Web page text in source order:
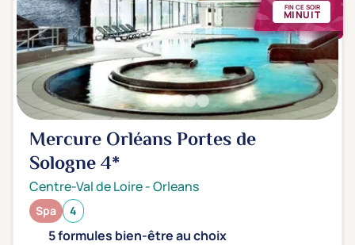
Gestion du stress / sommeil
(0)
Spécial dos
(0)
Prévention santé
(0)
Sport
(0)
Yoga
(0)
Offres spéciales
Vente Flash & Promo
Offres spéciales Solo
FIN CE SOIR
MINUIT
Mercure Orléans Portes de
Sologne4*
Centre-Val de Loire-Orleans
Spa 4
5 formules bien-être au choix